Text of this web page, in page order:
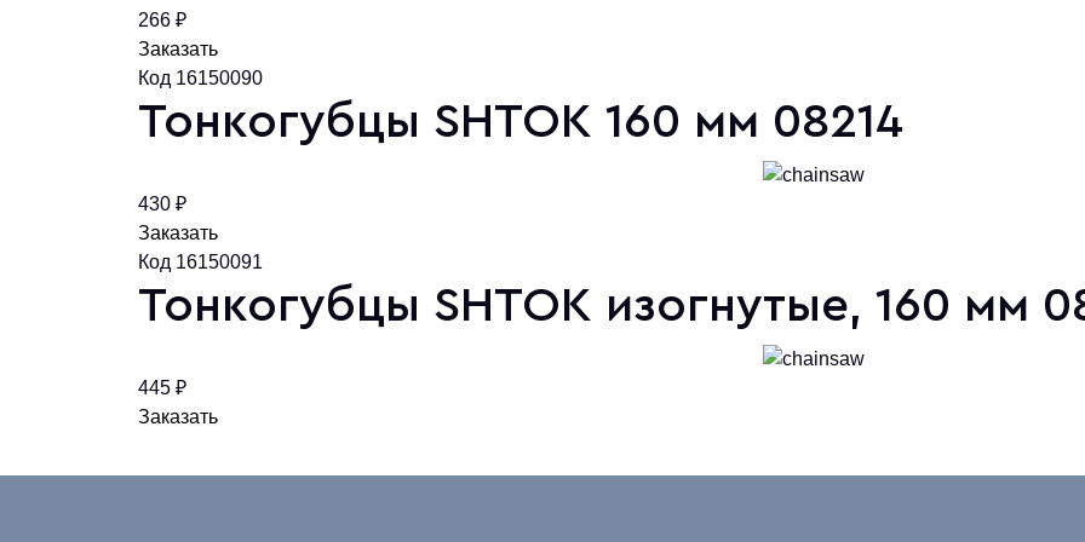
266 ₽
Заказать
Код 16150090
Тонкогубцы SHTOK 160 мм 08214
430 ₽
Заказать
Код 16150091
Тонкогубцы SHTOK изогнутые, 160 мм
445 ₽
Заказать